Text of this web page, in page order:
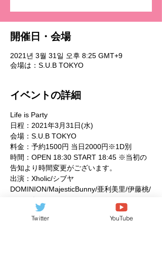
開催日・会場
2021년 3월 31일 오후 8:25 GMT+9
会場は：S.U.B TOKYO
イベントの詳細
Life is Party
日程：2021年3月31日(水)
会場：S.U.B TOKYO
料金：予約1500円 当日2000円※1D別
時間：OPEN 18:30 START 18:45 ※当初の
告知より時間変更がございます。
出演：Xholic/シブヤ
DOMINION/MajesticBunny/亜利美里/伊藤桃/
のーぷらん。/ぽてんしゃる。/baby bear
Twitter YouTube